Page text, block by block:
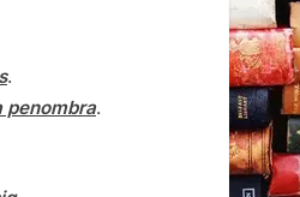
.
penombra.